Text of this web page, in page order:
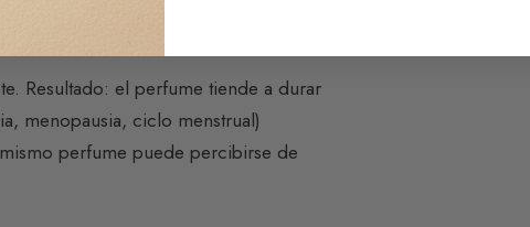
Resultado: el perfume tiende a durar
menopausia, ciclo menstrual)
perfume puede percibirse de